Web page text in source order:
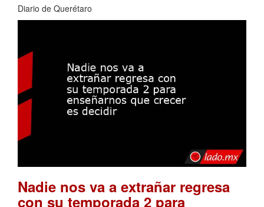
Diario de Querétaro
Nadie nos va a extrañar regresa
con su temporada 2 para